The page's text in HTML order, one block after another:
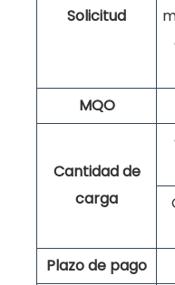
Solicitud
MQO
Cantidad de
carga
Plazo de pago